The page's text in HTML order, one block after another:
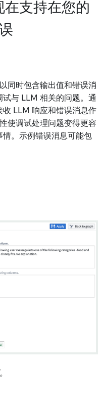
支持在您的
同时包含输出值和错误消
与 LLM 相关的问题。通
LLM 响应和错误消息作
使调试处理问题变得更容
。示例错误消息可能包